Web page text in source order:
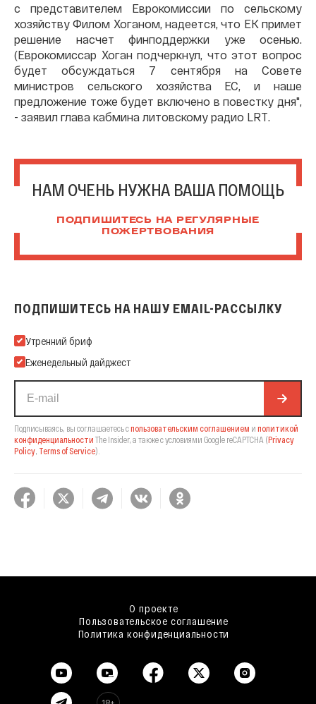
с представителем Еврокомиссии по сельскому
хозяйству Филом Хоганом, надеется, что ЕК примет
решение насчет финподдержки уже осенью.
(Еврокомиссар Хоган подчеркнул, что этот вопрос
будет обсуждаться 7 сентября на Совете
министров сельского хозяйства ЕС, и наше
предложение тоже будет включено в повестку дня",
- заявил глава кабмина литовскому радио LRT.
НАМ ОЧЕНЬ НУЖНА ВАША ПОМОЩЬ
ПОДПИШИТЕСЬ НА РЕГУЛЯРНЫЕ
ПОЖЕРТВОВАНИЯ
ПОДПИШИТЕСЬ НА НАШУ EMAIL-РАССЫЛКУ
Подпишитесь на нашу Email-рассылку
Утренний бриф
Еженедельный дайджест
Подписываясь, вы соглашаетесь спользовательским соглашением и политикой
конфиденциальности The Insider, а также с условиями Google reCAPTCHA (Privacy
Policy, Terms of Service).
О проекте
Пользовательское соглашение
Политика конфиденциальности